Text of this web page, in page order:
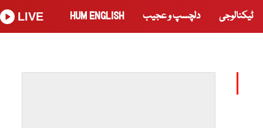
ٹیکنالوجی دلچسپ و عجیب HUM ENGLISH
LIVE